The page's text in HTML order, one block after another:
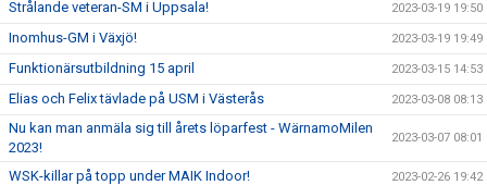
Strålande veteran-SM i Uppsala! 2023-03-19 19:50
Inomhus-GM i Växjö! 2023-03-19 19:49
Funktionärsutbildning 15 april 2023-03-15 14:53
Elias och Felix tävlade på USM i Västerås 2023-03-08 08:13
Nu kan man anmäla sig till årets löparfest - WärnamoMilen
2023!
2023-03-07 08:01
WSK-killar på topp under MAIK Indoor! 2023-02-26 19:42